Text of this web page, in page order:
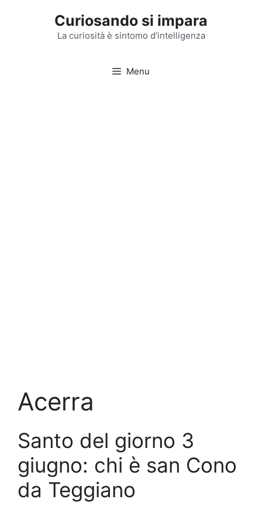
Curiosando si impara
La curiosità è sintomo d'intelligenza
Menu
Acerra
Santo del giorno 3
giugno: chi è san Cono
da Teggiano